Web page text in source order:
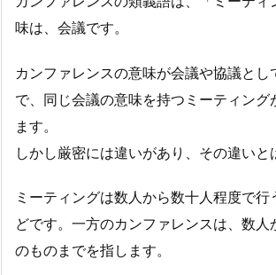
味は、会議です。
カンファレンスの意味が会議や協議とし
で、同じ会議の意味を持つミーティング
ます。
しかし厳密には違いがあり、その違いと
ミーティングは数人から数十人程度で行
どです。一方のカンファレンスは、数人
のものまでを指します。